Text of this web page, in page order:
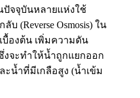
ปัจจุบันหลายแห่งใช้
(Reverse Osmosis) ใน
บื้องต้น เพิ่มความดัน
งจะทำให้น้ำถูกแยกออก
ะน้ำที่มีเกลือสูง (น้ำเข้ม